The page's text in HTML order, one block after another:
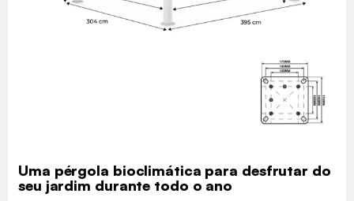
Uma pérgola bioclimática para desfrutar do
seu jardim durante todo o ano